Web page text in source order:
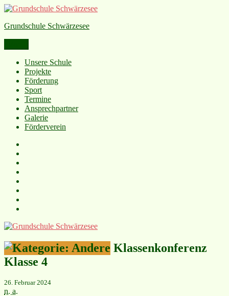
Grundschule Schwärzesee
Unsere Schule
Projekte
Förderung
Sport
Termine
Ansprechpartner
Galerie
Förderverein
Klassenkonferenz
Klasse 4
26. Februar 2024
n. a.